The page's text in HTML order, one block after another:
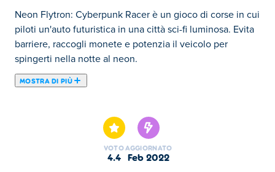
Neon Flytron: Cyberpunk Racer è un gioco di corse in cui
piloti un'auto futuristica in una città sci-fi luminosa. Evita
barriere, raccogli monete e potenzia il veicolo per
spingerti nella notte al neon.
MOSTRA DI PIÙ
in un affascinante mondo al neon. Schiva gli edifici,
muoviti tra ponti mobili, treni e giganteschi ventagli. È
anche così facile da giocare: puoi persino guidare il
VOTO
4.4
AGGIORNATO
feb 2022